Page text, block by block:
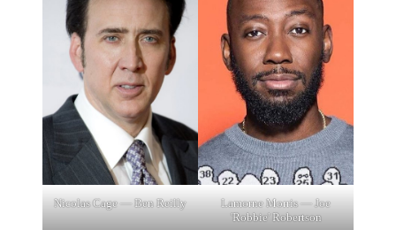
Nicolas Cage — Ben Reilly
Lamorne Morris — Joe
'Robbie' Robertson